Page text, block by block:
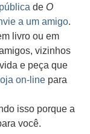
de O
a um amigo.
livro ou em
vizinhos
e peça que
loja on-line para
isso porque a
você.